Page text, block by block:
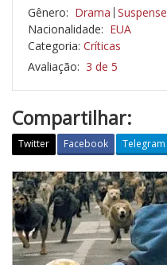
Gênero: Drama Suspense
Nacionalidade: EUA
Categoria: Críticas
Avaliação: 3 de 5
Compartilhar:
Twitter Facebook Telegram
C
r
í
t
i